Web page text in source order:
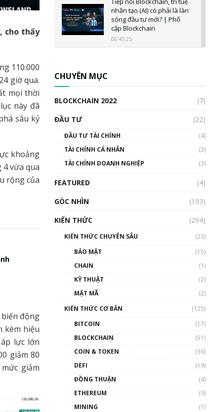
cho thấy
110.000
giờ qua.
mọi thời
này đã
sâu kỷ
khoảng
4 vừa qua
rộng của
động
kém hiệu
lực lớn
giảm 80
giảm
nhân tạo (AI) có phải là làn
sóng đầu tư mới? | Phổ
cập Blockchain
00:45:25
uptrend trong năm 2023? |
Phổ cập Blockchain
00:02:14
Nhìn lại năm 2022: Những
nhân vật ảnh hưởng nhất
hệ sinh thái tiền mã hoá |
Blockchain
Nhân sự tương lại ngành
Blockchain Việt Nam | Phổ
cập Blockchain
Blockchain đang được ứng
CHUYÊN MỤC
BLOCKCHAIN 2022
(7)
ĐẦU TƯ
(22)
ĐẦU TƯ TÀI CHÍNH
(4)
TÀI CHÍNH CÁ NHÂN
(3)
TÀI CHÍNH DOANH NGHIỆP
(3)
FEATURED
(4)
GÓC NHÌN
(193)
KIẾN THỨC
(294)
KIẾN THỨC CHUYÊN SÂU
(23)
BẢO MẬT
(15)
CHAIN
(1)
KỸ THUẬT
(2)
MẬT MÃ
(2)
KIẾN THỨC CƠ BẢN
(125)
BITCOIN
(17)
BLOCKCHAIN
(51)
COIN & TOKEN
(36)
DEFI
(19)
ĐỒNG THUẬN
(4)
ETHEREUM
(9)
MINING
(1)